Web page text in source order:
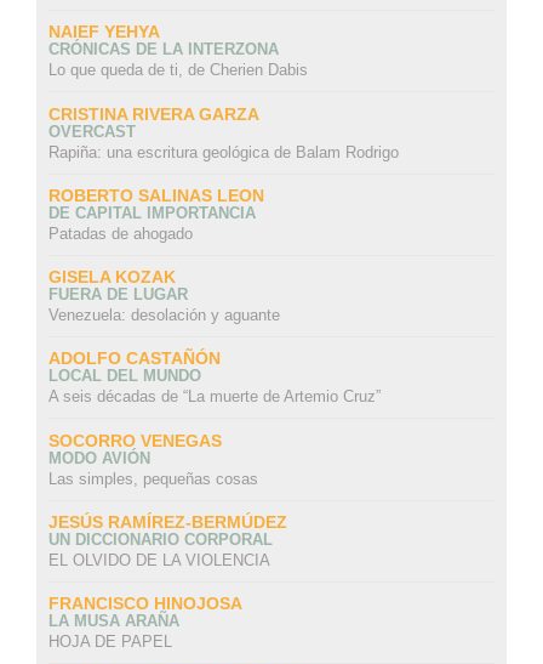
NAIEF YEHYA
CRÓNICAS DE LA INTERZONA
Lo que queda de ti, de Cherien Dabis
CRISTINA RIVERA GARZA
OVERCAST
Rapiña: una escritura geológica de Balam Rodrigo
ROBERTO SALINAS LEON
DE CAPITAL IMPORTANCIA
Patadas de ahogado
GISELA KOZAK
FUERA DE LUGAR
Venezuela: desolación y aguante
ADOLFO CASTAÑÓN
LOCAL DEL MUNDO
A seis décadas de “La muerte de Artemio Cruz”
SOCORRO VENEGAS
MODO AVIÓN
Las simples, pequeñas cosas
JESÚS RAMÍREZ-BERMÚDEZ
UN DICCIONARIO CORPORAL
EL OLVIDO DE LA VIOLENCIA
FRANCISCO HINOJOSA
LA MUSA ARAÑA
HOJA DE PAPEL